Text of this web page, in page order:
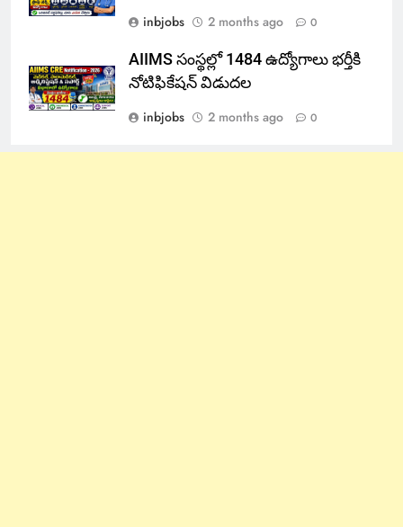
inbjobs
2 months ago 0
AIIMS సంస్థల్లో 1484 ఉద్యోగాలు భర్తీకి
నోటిఫికేషన్ విడుదల
inbjobs
2 months ago 0